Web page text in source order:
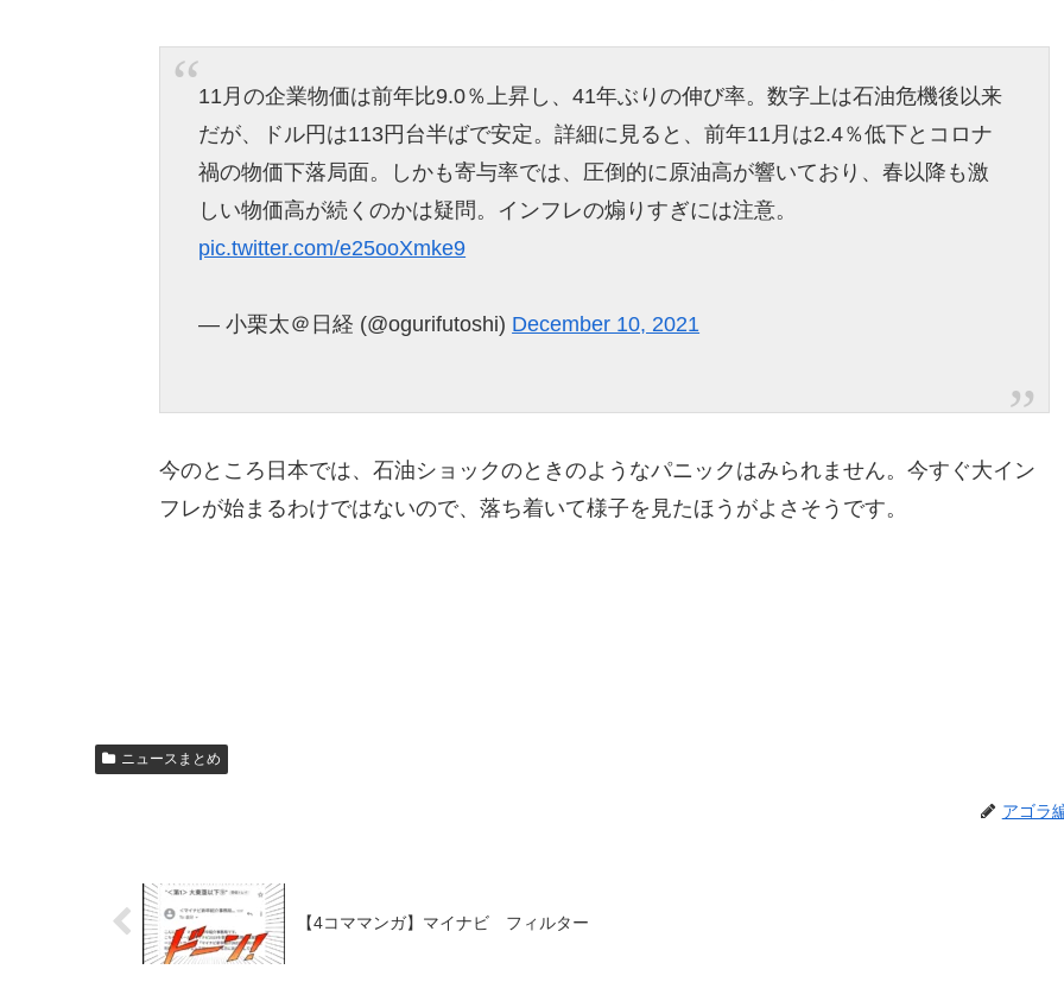
11月の企業物価は前年比9.0％上昇し、41年ぶりの伸び率。数字上は石油危機後以来
だが、ドル円は113円台半ばで安定。詳細に見ると、前年11月は2.4％低下とコロナ
禍の物価下落局面。しかも寄与率では、圧倒的に原油高が響いており、春以降も激
しい物価高が続くのかは疑問。インフレの煽りすぎには注意。
pic.twitter.com/e25ooXmke9
— 小栗太＠日経 (@ogurifutoshi) December 10, 2021
今のところ日本では、石油ショックのときのようなパニックはみられません。今すぐ大イン
フレが始まるわけではないので、落ち着いて様子を見たほうがよさそうです。
ニュースまとめ
アゴラ
【4コママンガ】マイナビ フィルター